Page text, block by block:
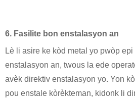
6. Fasilite bon enstalasyon an
Lè li asire ke kòd metal yo pwòp
enstalasyon an, twous la ede
avèk direktiv enstalasyon yo. Yon
pou enstale kòrèkteman, kidonk li